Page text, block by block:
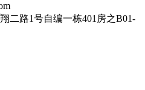
二路1号自编一栋401房之B01-